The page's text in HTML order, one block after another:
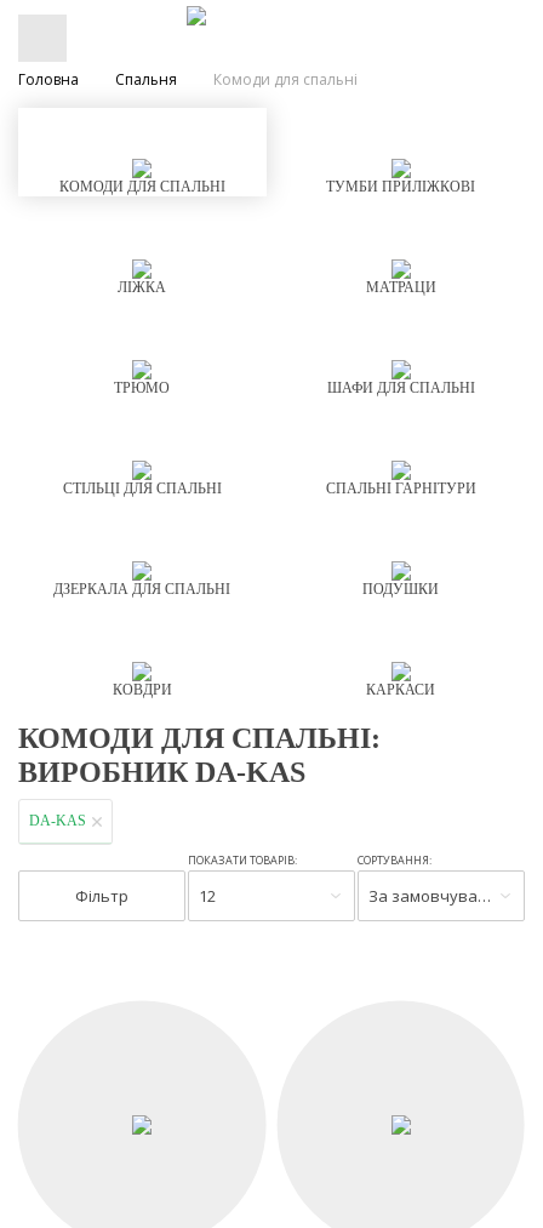
Головна Спальня Комоди для спальні
КОМОДИ ДЛЯ СПАЛЬНІ ТУМБИ ПРИЛІЖКОВІ
ЛІЖКА МАТРАЦИ
ТРЮМО ШАФИ ДЛЯ СПАЛЬНІ
СТІЛЬЦІ ДЛЯ СПАЛЬНІ СПАЛЬНІ ГАРНІТУРИ
ДЗЕРКАЛА ДЛЯ СПАЛЬНІ ПОДУШКИ
КОВДРИ КАРКАСИ
КОМОДИ ДЛЯ СПАЛЬНІ:
ВИРОБНИК DA-KAS
DA-KAS
Фільтр
ПОКАЗАТИ ТОВАРІВ:
12
СОРТУВАННЯ:
За замовчуванням